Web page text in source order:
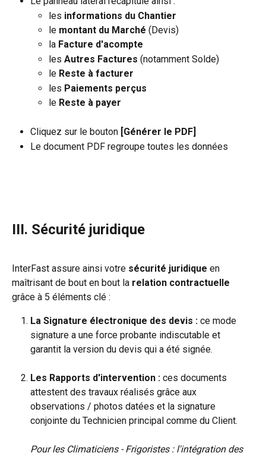
les informations du Chantier
le montant du Marché (Devis)
la Facture d'acompte
les Autres Factures (notamment Solde)
le Reste à facturer
les Paiements perçus
le Reste à payer
Cliquez sur le bouton [Générer le PDF]
Le document PDF regroupe toutes les données
III. Sécurité juridique
InterFast assure ainsi votre sécurité juridique en
maîtrisant de bout en bout la relation contractuelle
grâce à 5 éléments clé :
La Signature électronique des devis : ce mode
signature a une force probante indiscutable et
garantit la version du devis qui a été signée.
Les Rapports d'intervention : ces documents
attestent des travaux réalisés grâce aux
observations / photos datées et la signature
conjointe du Technicien principal comme du Client.
Pour les Climaticiens - Frigoristes : l'intégration des